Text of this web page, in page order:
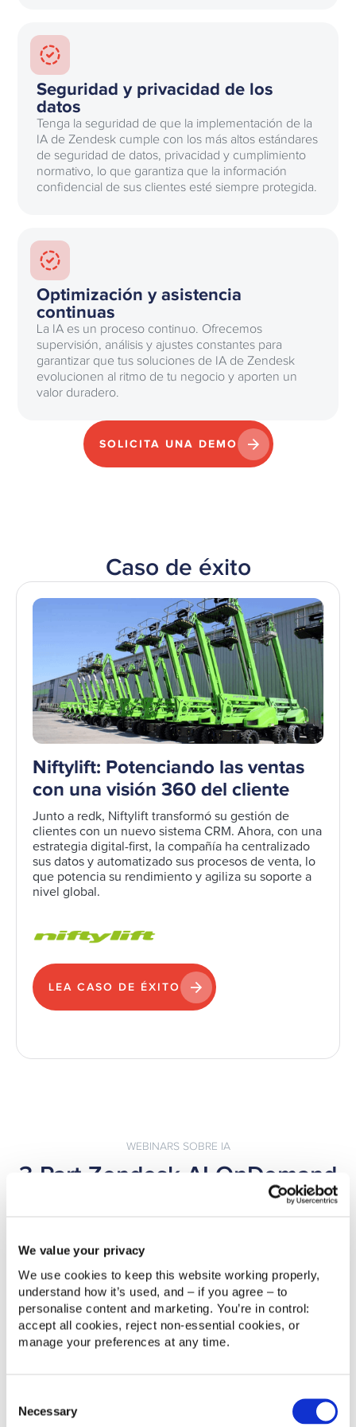
We value your privacy
We use cookies to keep this website working properly,
understand how it’s used, and – if you agree – to
personalise content and marketing. You’re in control:
accept all cookies, reject non‑essential cookies, or
manage your preferences at any time.
Selection
Necessary
Seguridad y privacidad de los
datos
Tenga la seguridad de que la implementación de la
IA de Zendesk cumple con los más altos estándares
de seguridad de datos, privacidad y cumplimiento
normativo, lo que garantiza que la información
confidencial de sus clientes esté siempre protegida.
Optimización y asistencia
continuas
La IA es un proceso continuo. Ofrecemos
supervisión, análisis y ajustes constantes para
garantizar que tus soluciones de IA de Zendesk
evolucionen al ritmo de tu negocio y aporten un
valor duradero.
SOLICITA UNA DEMO
Caso de éxito
Niftylift: Potenciando las ventas
con una visión 360 del cliente
Junto a redk, Niftylift transformó su gestión de
clientes con un nuevo sistema CRM. Ahora, con una
estrategia digital-first, la compañía ha centralizado
sus datos y automatizado sus procesos de venta, lo
que potencia su rendimiento y agiliza su soporte a
nivel global.
LEA CASO DE ÉXITO
WEBINARS SOBRE IA
3-Part Zendesk AI OnDemand
dominar Zendesk AI, desde los conceptos
preparar tu estrategia de atención al cliente para el
futuro.